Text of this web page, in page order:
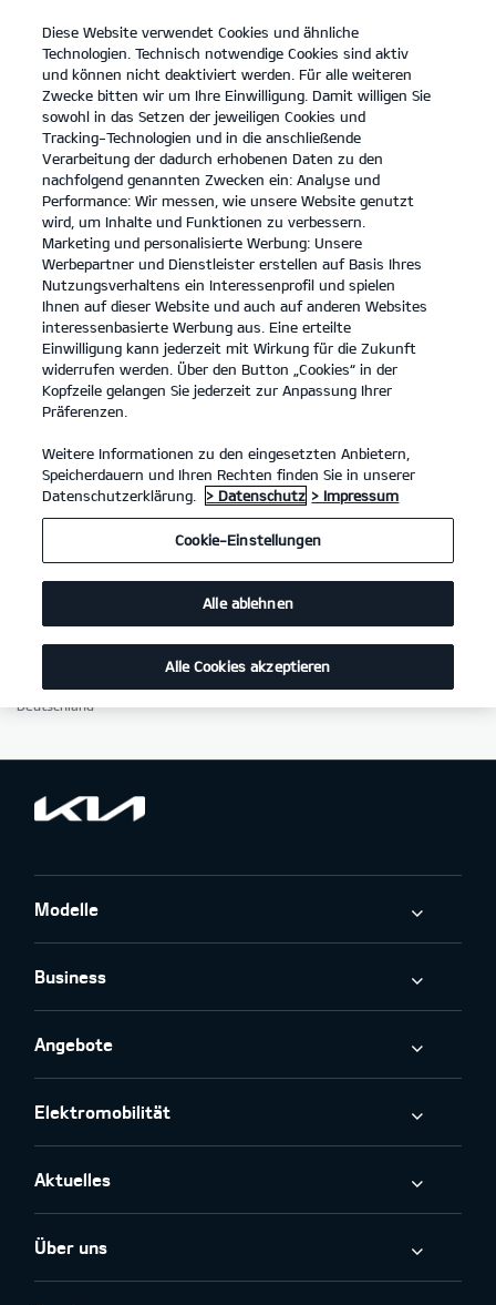
open
menu
KONTAKT
IMPRESSUM
IMPRESSUM
Ruprecht Tretter Autohaus GmbH & Co. KG
Lauterburger Str. 9
76870 Kandel
Tel: 07275/9561-0
E-Mail:info@tretter-automobile.de
Geschäftsführer/in: Steffen Tretter, Christian Klemmer
Rechtsform:
Handelsregister: HRA 21026
DE 148 492 077
Sitz der Gesellschaft:
Nichtteilnahme an Verfahren der Verbraucherschlichtungsstelle
Verkäufer/Auftragnehmer wird nicht an einem Streitbeilegungsverfahren
vor einer Verbraucherschlichtungsstelle im Sinne des VSBG teilnehmen
Verantwortlicher im Sinne von § 18 Abs. 2 MStV: Steffen Tretter, Christian
Klemmer
Ruprecht Tretter Autohaus GmbH & Co. KG
76870 Kandel
Deutschland
Modelle
Business
Angebote
Elektromobilität
Aktuelles
Über uns
Diese Website verwendet Cookies und ähnliche
Technologien. Technisch notwendige Cookies sind aktiv
und können nicht deaktiviert werden. Für alle weiteren
Zwecke bitten wir um Ihre Einwilligung. Damit willigen Sie
sowohl in das Setzen der jeweiligen Cookies und
Tracking-Technologien und in die anschließende
Verarbeitung der dadurch erhobenen Daten zu den
nachfolgend genannten Zwecken ein: Analyse und
Performance: Wir messen, wie unsere Website genutzt
wird, um Inhalte und Funktionen zu verbessern.
Marketing und personalisierte Werbung: Unsere
Werbepartner und Dienstleister erstellen auf Basis Ihres
Nutzungsverhaltens ein Interessenprofil und spielen
Ihnen auf dieser Website und auch auf anderen Websites
interessenbasierte Werbung aus. Eine erteilte
Einwilligung kann jederzeit mit Wirkung für die Zukunft
widerrufen werden. Über den Button „Cookies“ in der
Kopfzeile gelangen Sie jederzeit zur Anpassung Ihrer
Präferenzen.
Weitere Informationen zu den eingesetzten Anbietern,
Speicherdauern und Ihren Rechten finden Sie in unserer
Datenschutzerklärung.
> Datenschutz > Impressum
Cookie-Einstellungen
Alle ablehnen
Alle Cookies akzeptieren